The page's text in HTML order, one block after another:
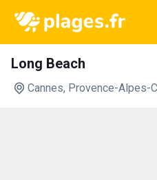
Long Beach
Cannes, Provence-Alpes-